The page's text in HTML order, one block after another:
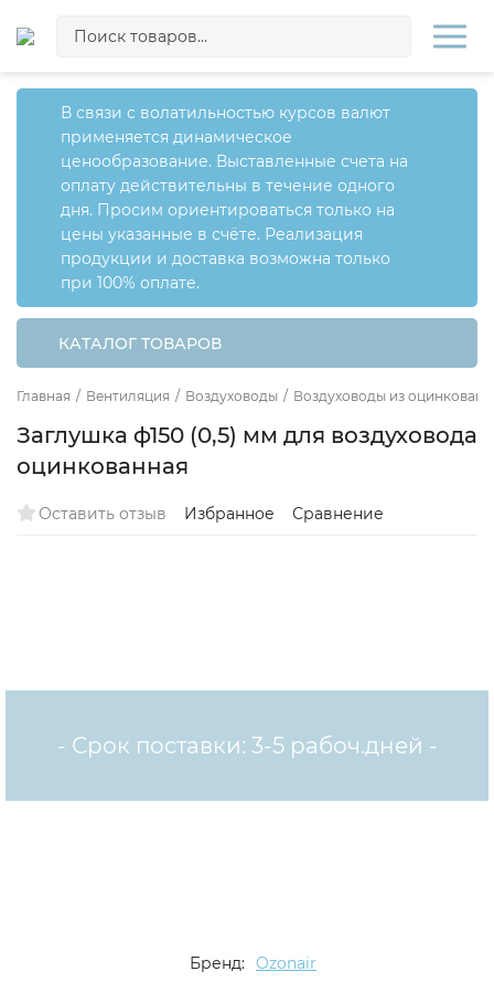
В связи с волатильностью курсов валют
применяется динамическое
ценообразование. Выставленные счета на
оплату действительны в течение одного
дня. Просим ориентироваться только на
цены указанные в счёте. Реализация
продукции и доставка возможна только
при 100% оплате.
КАТАЛОГ ТОВАРОВ
Главная / Вентиляция / Воздуховоды / Воздуховоды из
Заглушка ф150 (0,5) мм для воздуховода
оцинкованная
Оставить отзыв Избранное Сравнение
- Срок поставки: 3-5 рабоч.дней -
Бренд: Ozonair